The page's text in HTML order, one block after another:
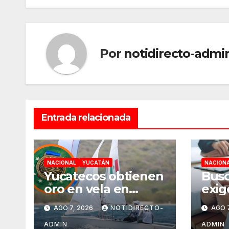
Por notidirecto-
Entrada relacionada
NACIONAL YUCATÁN
Yucatecos obtienen
oro en vela en
Santo Domingo
AGO 7, 2026 NOTIDIRECTO-
ADMIN
AGO
ADMIN